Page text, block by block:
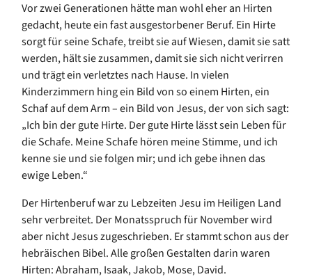
Vor zwei Generationen hätte man wohl eher an Hirten
gedacht, heute ein fast ausgestorbener Beruf. Ein Hirte
sorgt für seine Schafe, treibt sie auf Wiesen, damit sie satt
werden, hält sie zusammen, damit sie sich nicht verirren
und trägt ein verletztes nach Hause. In vielen
Kinderzimmern hing ein Bild von so einem Hirten, ein
Schaf auf dem Arm – ein Bild von Jesus, der von sich sagt:
„Ich bin der gute Hirte. Der gute Hirte lässt sein Leben für
die Schafe. Meine Schafe hören meine Stimme, und ich
kenne sie und sie folgen mir; und ich gebe ihnen das
ewige Leben.“
Der Hirtenberuf war zu Lebzeiten Jesu im Heiligen Land
sehr verbreitet. Der Monatsspruch für November wird
aber nicht Jesus zugeschrieben. Er stammt schon aus der
hebräischen Bibel. Alle großen Gestalten darin waren
Hirten: Abraham, Isaak, Jakob, Mose, David.